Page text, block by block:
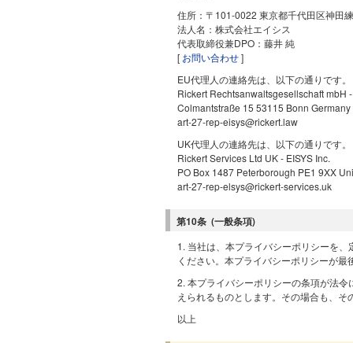
住所：〒101-0022 東京都千代田区神
法人名：株式会社エイシス
代表取締役兼DPO：藤井 純
[ お問い合わせ]
EU代理人の連絡先は、以下の通りです。
Rickert Rechtsanwaltsgesellschaft mbH
Colmantstraße 15 53115 Bonn Germany
art-27-rep-eisys@rickert.law
UK代理人の連絡先は、以下の通りです。
Rickert Services Ltd UK - EISYS Inc.
PO Box 1487 Peterborough PE1 9XX
art-27-rep-elsys@rickert-services.uk
第10条 (一般条項)
1. 当社は、本プライバシーポリシーを
ください。本プライバシーポリシーが
2. 本プライバシーポリシーの条項が法
えられるものとします。その場合も、
以上